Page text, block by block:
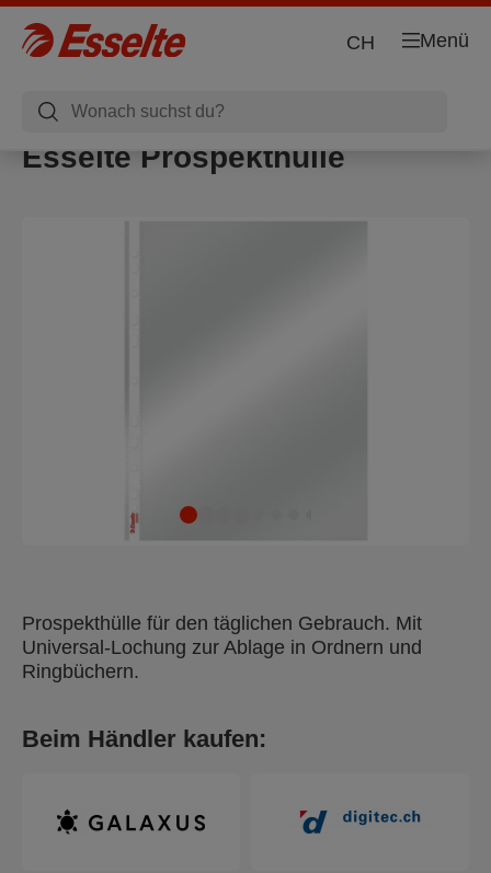
Menü
CH
Esselte Prospekthülle
Prospekthülle für den täglichen Gebrauch. Mit
Universal-Lochung zur Ablage in Ordnern und
Ringbüchern.
Beim Händler kaufen: